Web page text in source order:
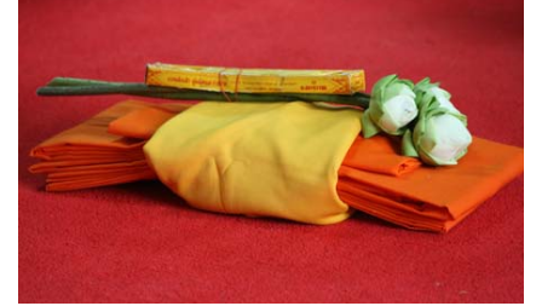
10 อันดับของสังฆทานที่ทำแล้วพระท่าน
จะได้ประโยชน์มากที่สุด โดยพี่ดวงเฮง
HoroGuide มี.ค. 31, 2014 0
อันเนื่องมาจากมีการส…
READ MORE